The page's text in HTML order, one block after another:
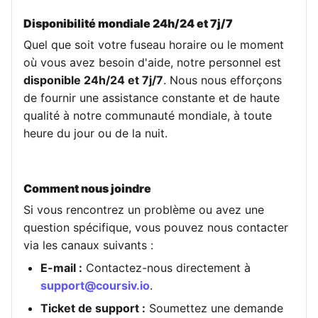
Disponibilité mondiale 24h/24 et 7j/7
Quel que soit votre fuseau horaire ou le moment
où vous avez besoin d'aide, notre personnel est
disponible 24h/24 et 7j/7. Nous nous efforçons
de fournir une assistance constante et de haute
qualité à notre communauté mondiale, à toute
heure du jour ou de la nuit.
Comment nous joindre
Si vous rencontrez un problème ou avez une
question spécifique, vous pouvez nous contacter
via les canaux suivants :
E-mail : Contactez-nous directement à
support@coursiv.io.
Ticket de support : Soumettez une demande